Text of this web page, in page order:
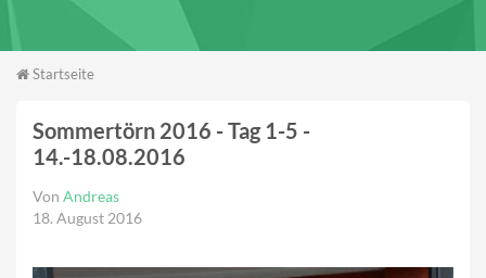
Sie sind hier
Startseite
Sommertörn 2016 - Tag 1-5 -
14.-18.08.2016
Von Andreas
18. August 2016